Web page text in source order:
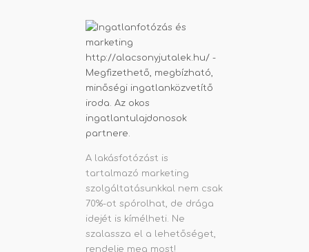
A lakásfotózást is
tartalmazó marketing
szolgáltatásunkkal nem csak
70%-ot spórolhat, de drága
idejét is kímélheti. Ne
szalassza el a lehetőséget,
rendelje meg most!